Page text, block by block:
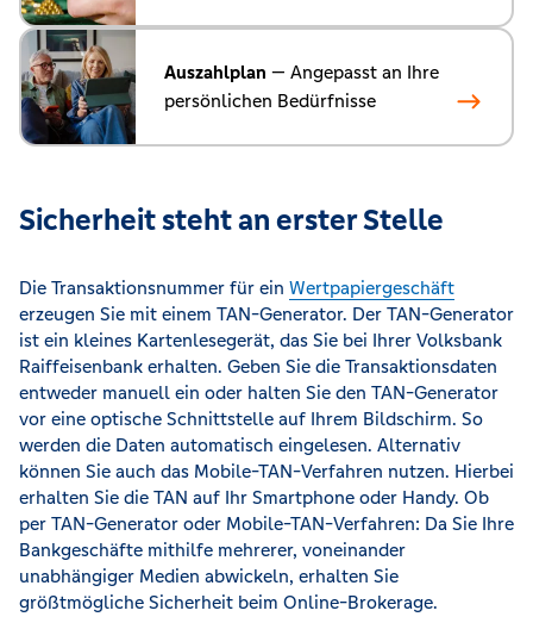
Auszahlplan — Angepasst an Ihre
persönlichen Bedürfnisse
Sicherheit steht an erster Stelle
Die Transaktionsnummer für ein Wertpapiergeschäft
erzeugen Sie mit einem TAN-Generator. Der TAN-Generator
ist ein kleines Kartenlesegerät, das Sie bei Ihrer Volksbank
Raiffeisenbank erhalten. Geben Sie die Transaktionsdaten
entweder manuell ein oder halten Sie den TAN-Generator
vor eine optische Schnittstelle auf Ihrem Bildschirm. So
werden die Daten automatisch eingelesen. Alternativ
können Sie auch das Mobile-TAN-Verfahren nutzen. Hierbei
erhalten Sie die TAN auf Ihr Smartphone oder Handy. Ob
per TAN-Generator oder Mobile-TAN-Verfahren: Da Sie Ihre
Bankgeschäfte mithilfe mehrerer, voneinander
unabhängiger Medien abwickeln, erhalten Sie
größtmögliche Sicherheit beim Online-Brokerage.